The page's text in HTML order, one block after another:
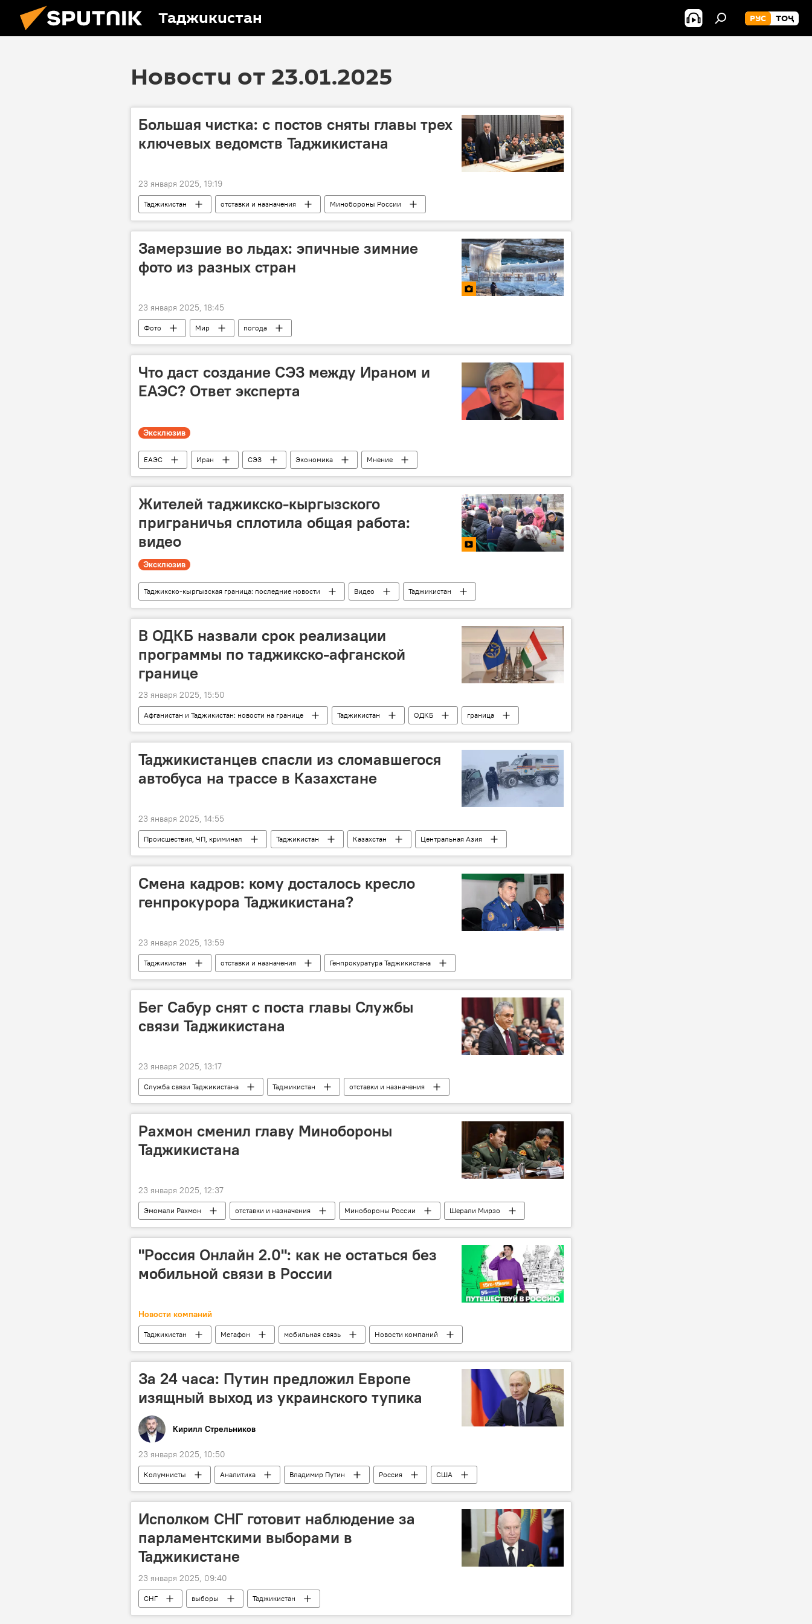
Таджикистан РУС ТОҶ
Новости от 23.01.2025
Большая чистка: с постов сняты главы трех
ключевых ведомств Таджикистана
23 января 2025, 19:19
Таджикистан отставки и назначения
Минобороны России
Служба связи Таджикистана
Генпрокуратура Таджикистана
Эмомали Рахмон
Замерзшие во льдах: эпичные зимние
фото из разных стран
23 января 2025, 18:45
Фото Мир погода
Что даст создание СЭЗ между Ираном и
ЕАЭС? Ответ эксперта
Эксклюзив
ЕАЭС Иран СЭЗ Экономика Мнение
Жителей таджикско-кыргызского
приграничья сплотила общая работа:
видео
Эксклюзив
Таджикско-кыргызская граница: последние новости Видео
Таджикистан
Кыргызстан
Новости Худжанда и Согдийской области граница
В ОДКБ назвали срок реализации
программы по таджикско-афганской
границе
23 января 2025, 15:50
Афганистан и Таджикистан: новости на границе Таджикистан ОДКБ
граница
Афганистан
Центральная Азия безопасность
Таджикистанцев спасли из сломавшегося
автобуса на трассе в Казахстане
23 января 2025, 14:55
Происшествия, ЧП, криминал Таджикистан Казахстан Центральная Азия
Смена кадров: кому досталось кресло
генпрокурора Таджикистана?
23 января 2025, 13:59
Таджикистан отставки и назначения Генпрокуратура Таджикистана
Бег Сабур снят с поста главы Службы
связи Таджикистана
23 января 2025, 13:17
Служба связи Таджикистана Таджикистан отставки и назначения
Рахмон сменил главу Минобороны
Таджикистана
23 января 2025, 12:37
Эмомали Рахмон отставки и назначения Минобороны России Шерали Мирзо
"Россия Онлайн 2.0": как не остаться без
мобильной связи в России
Новости компаний
Таджикистан Мегафон мобильная связь Новости компаний
За 24 часа: Путин предложил Европе
изящный выход из украинского тупика
Кирилл Стрельников
23 января 2025, 10:50
Колумнисты Аналитика Владимир Путин Россия
США
Дональд Трамп
Политика Европа и ЕС
Исполком СНГ готовит наблюдение за
парламентскими выборами в
Таджикистане
23 января 2025, 09:40
СНГ выборы Таджикистан